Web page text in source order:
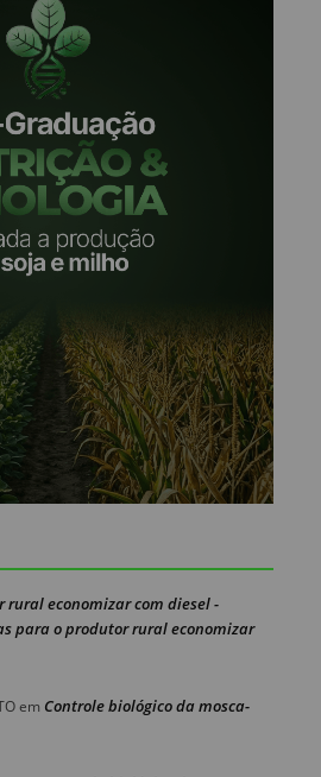
rural economizar com diesel -
para o produtor rural economizar
em Controle biológico da mosca-